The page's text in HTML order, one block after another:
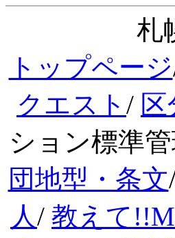
札
トップページ
クエスト /
ション標準
団地型・条文
人/ 教えて